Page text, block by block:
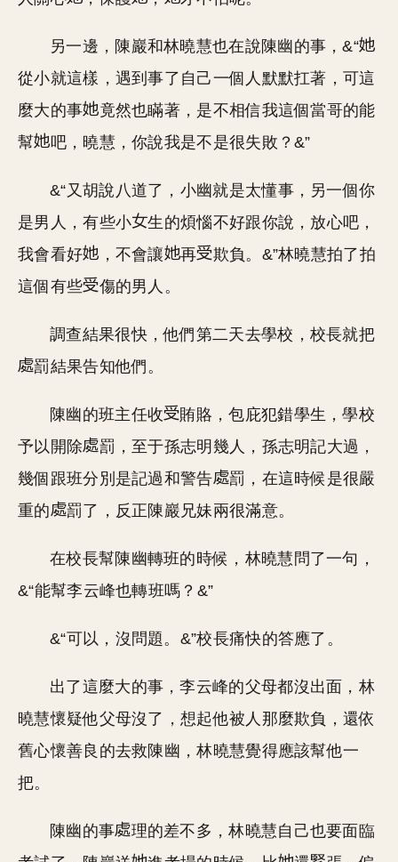
另一邊，陳巖和林曉慧也在說陳幽的事，&“
從小就這樣，遇到事了自己一個人默默扛著，可這
麼大的事
竟然也瞞著，是不相信我這個當哥的能
幫
吧，曉慧，你說我是不是很失敗？&”
&“又胡說八道了，小幽就是太懂事，另一個你
是男人，有些小
生的煩惱不好跟你說，放心吧，
我會看好
，不會讓 再
欺負。&”林曉慧拍了拍
這個有些
傷的男人。
調查結果很快，他們第二天去學校，校長就把
罰結果告知他們。
陳幽的班主任收
賄賂，包庇犯錯學生，學校
予以開除
罰，至于孫志明幾人，孫志明記大過，
幾個跟班分別是記過和警告
罰，在這時候是很嚴
重的
罰了，反正陳巖兄妹兩很滿意。
在校長幫陳幽轉班的時候，林曉慧問了一句，
&“能幫李云峰也轉班嗎？&”
&“可以，沒問題。&”校長痛快的答應了。
出了這麼大的事，李云峰的父母都沒出面，林
曉慧懷疑他父母沒了，想起他被人那麼欺負，還依
舊心懷善良的去救陳幽，林曉慧覺得應該幫他一
把。
陳幽的事
理的差不多，林曉慧自己也要面臨